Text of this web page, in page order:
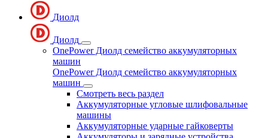
Диолд
Диолд
OnePower Диолд семейство аккумуляторных
машин
OnePower Диолд семейство аккумуляторных
машин
Смотреть весь раздел
Аккумуляторные угловые шлифовальные
машины
Аккумуляторные ударные гайковерты